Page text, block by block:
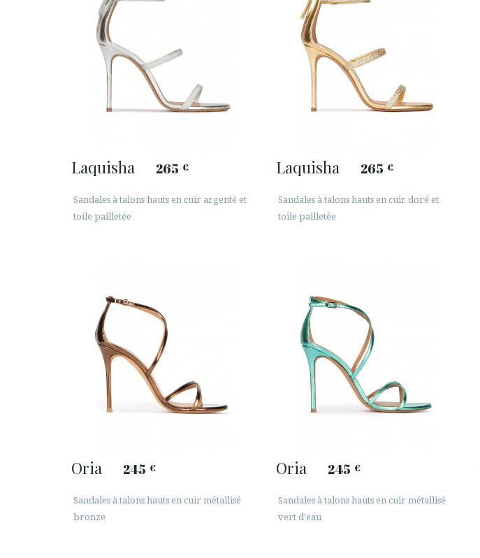
Laquisha 265 €
Sandales à talons hauts en cuir argenté et
toile pailletée
Laquisha 265 €
Sandales à talons hauts en cuir doré et
toile pailletée
Oria 245 €
Sandales à talons hauts en cuir métallisé
bronze
Oria 245 €
Sandales à talons hauts en cuir métallisé
vert d'eau